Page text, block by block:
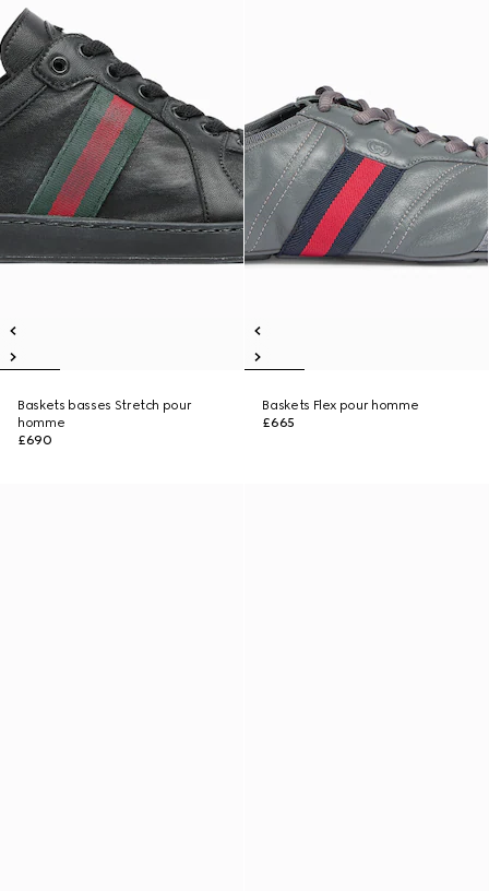
Baskets basses Stretch pour
homme
£690
Baskets Flex pour homme
£665